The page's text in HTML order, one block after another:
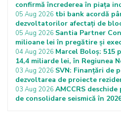
confirmă încrederea în piața
05 Aug 2026 tbi bank acordă
dezvoltatorilor afectați de
05 Aug 2026 Santia Partner
milioane lei în pregătire și
04 Aug 2026 Marcel Boloș: 515
14,4 miliarde lei, în Regiunea
03 Aug 2026 SVN: Finanțări de
dezvoltarea de proiecte
03 Aug 2026 AMCCRS
de consolidare seismică în